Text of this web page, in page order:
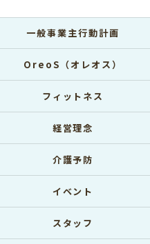
一般事業主行動計画
OreoS（オレオス）
フィットネス
経営理念
介護予防
イベント
スタッフ